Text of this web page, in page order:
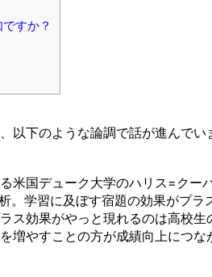
すか？
以下のような論調で話が進んでい
米国デューク大学のハリス=ク
学習に及ぼす宿題の効果がプ
ス効果がやっと現れるのは高校
やすことの方が成績向上につ